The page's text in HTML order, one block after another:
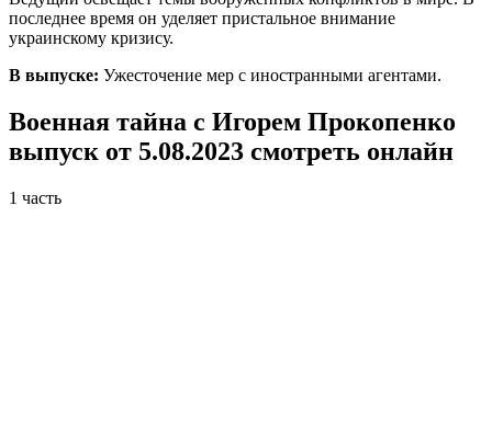
последнее время он уделяет пристальное внимание
украинскому кризису.
В выпуске: Ужесточение мер с иностранными агентами.
Военная тайна с Игорем Прокопенко
выпуск от 5.08.2023 смотреть онлайн
1 часть